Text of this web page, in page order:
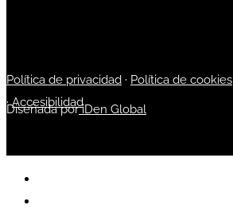
Política de privacidad · Política de cookies
·Accesibilidad
Diseñada poriDen Global